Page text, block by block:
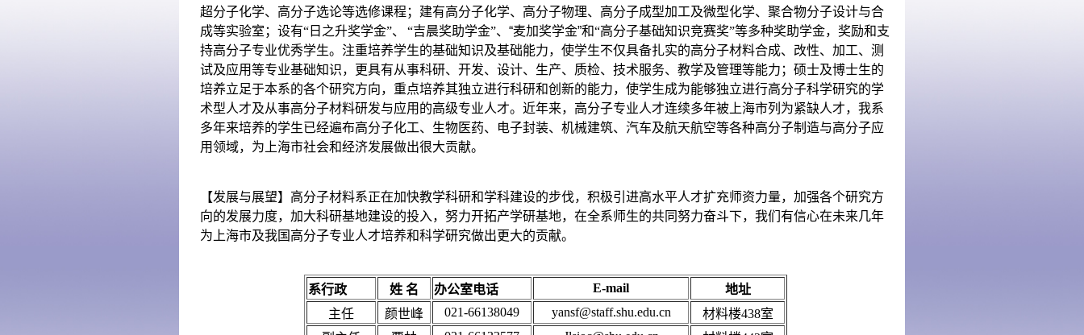
超分子化学、高分子选论等选修课程；建有高分子化学、高分子物理、高分子成型加工及微型化学、聚合物分子设计与合
成等实验室；设有“日之升奖学金”、
“吉晨奖助学金”、 “麦加奖学金”和“高分子基础知识竞赛奖”等多种奖助学金，奖励和支
持高分子专业优秀学生。注重培养学生的基础知识及基础能力，使学生不仅具备扎实的高分子材料合成、改性、加工、测
试及应用等专业基础知识，更具有从事科研、开发、设计、生产、质检、技术服务、教学及管理等能力；硕士及博士生的
培养立足于本系的各个研究方向，重点培养其独立进行科研和创新的能力，使学生成为能够独立进行高分子科学研究的学
术型人才及从事高分子材料研发与应用的高级专业人才。近年来，高分子专业人才连续多年被上海市列为紧缺人才，我系
多年来培养的学生已经遍布高分子化工、生物医药、电子封装、机械建筑、汽车及航天航空等各种高分子制造与高分子应
用领域，为上海市社会和经济发展做出很大贡献。
【发展与展望】高分子材料系正在加快教学科研和学科建设的步伐，积极引进高水平人才扩充师资力量，加强各个研究方
向的发展力度，加大科研基地建设的投入，努力开拓产学研基地，在全系师生的共同努力奋斗下，我们有信心在未来几年
为上海市及我国高分子专业人才培养和科学研究做出更大的贡献。
系行政 姓 名 办公室电话 E-mail
地址
主任
颜世峰 021-66138049 yansf@staff.shu.edu.cn 材料楼438室